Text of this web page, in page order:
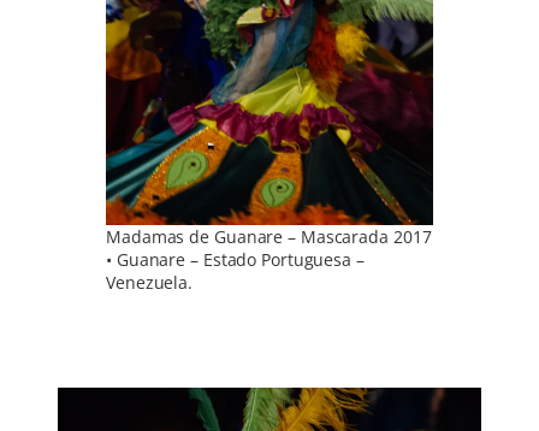
Madamas de Guanare – Mascarada 2017
• Guanare – Estado Portuguesa –
Venezuela.